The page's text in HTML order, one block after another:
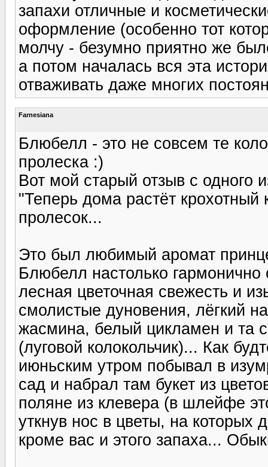
запахи отличные и
оформление (особенно тот
молчу - безумно приятно же
а потом началась вся эта
отваживать даже многих
Farnesiana
Блюбелл - это не совсем те
пролеска :)
Вот мой старый отзыв с одного
"Теперь дома растёт крохотный
пролесок...
Это был любимый аромат
Блюбелл настолько гармонично
лесная цветочная свежесть и
смолистые дуновения, лёгкий
жасмина, белый цикламен и та
(луговой колокольчик)... Как
июньским утром побывал в
сад и набрал там букет из
поляне из клевера (в шлейфе
уткнув нос в цветы, на которых
кроме вас и этого запаха...